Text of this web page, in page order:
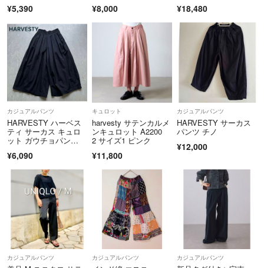
¥5,390 ¥8,000 ¥18,480
カジュアルパンツ
HARVESTY ハーベス
ティ サーカス キュロ
ット ガウチョパン
¥6,090
キュロット
harvesty サテンカルメ
ンキュロット A2200
2 サイズ1 ピンク
¥11,800
カジュアルパンツ
HARVESTY サーカス
パンツ チノ
¥12,000
カジュアルパンツ カジュアルパンツ カジュアルパンツ